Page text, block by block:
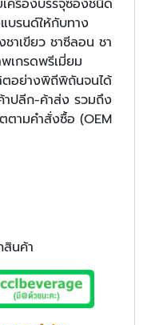
ครื่องบรรจุซองชนิด
บรนด์ให้กับทาง
าเขียว ชาซีลอน ชา
เกรดพรีเมี่ยม
อย่างพิถีพิถันจนได้
ปลีก-ค้าส่ง รวมถึง
ตามคำสั่งซื้อ (OEM
นค้า